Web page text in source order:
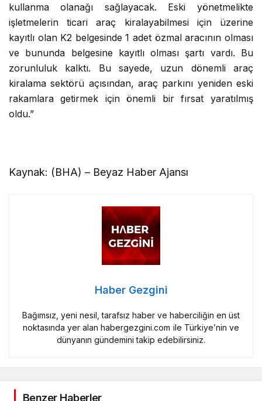
kullanma olanağı sağlayacak. Eski yönetmelikte
işletmelerin ticari araç kiralayabilmesi için üzerine
kayıtlı olan K2 belgesinde 1 adet özmal aracının olması
ve bununda belgesine kayıtlı olması şartı vardı. Bu
zorunluluk kalktı. Bu sayede, uzun dönemli araç
kiralama sektörü açısından, araç parkını yeniden eski
rakamlara getirmek için önemli bir fırsat yaratılmış
oldu.”
Kaynak: (BHA) – Beyaz Haber Ajansı
Haber Gezgini
Bağımsız, yeni nesil, tarafsız haber ve haberciliğin en üst
noktasında yer alan habergezgini.com ile Türkiye’nin ve
dünyanın gündemini takip edebilirsiniz.
Benzer Haberler